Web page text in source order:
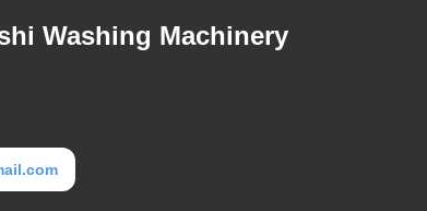
Washing Machinery